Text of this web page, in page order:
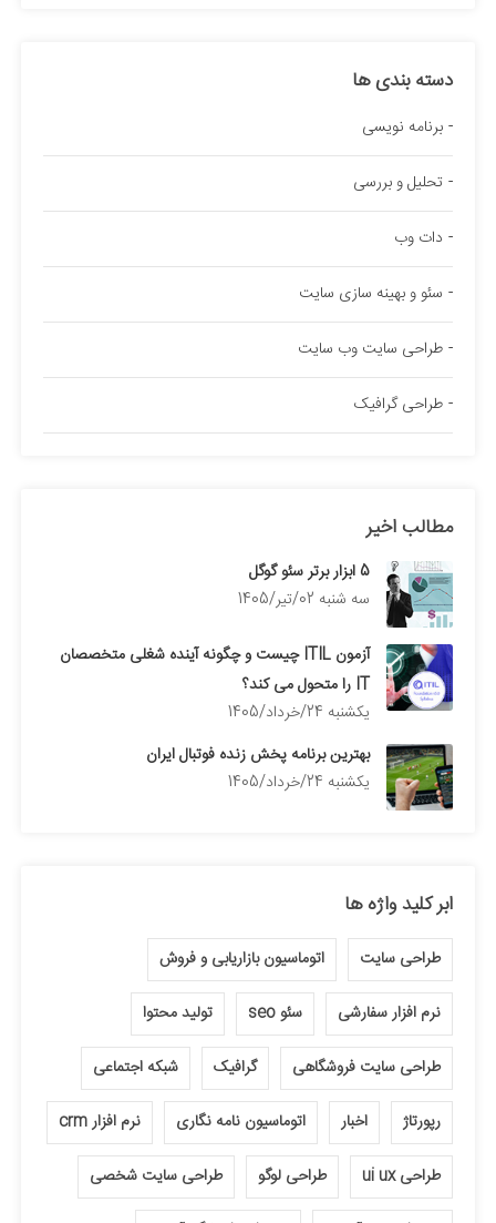
دسته بندی ها
برنامه نویسی
تحلیل و بررسی
دات وب
سئو و بهینه سازی سایت
طراحی سایت وب سایت
طراحی گرافیک
مطالب اخیر
5 ابزار برتر سئو گوگل
سه شنبه 02/تیر/1405
آزمون ITIL چیست و چگونه آینده شغلی متخصصان
IT را متحول می کند؟
يكشنبه 24/خرداد/1405
بهترین برنامه پخش زنده فوتبال ایران
يكشنبه 24/خرداد/1405
ابر کلید واژه ها
طراحی سایت اتوماسیون بازاریابی و فروش
نرم افزار سفارشی سئو seo تولید محتوا
طراحی سایت فروشگاهی گرافیک شبکه اجتماعی
رپورتاژ اخبار اتوماسیون نامه نگاری نرم افزار crm
طراحی ui ux طراحی لوگو طراحی سایت شخصی